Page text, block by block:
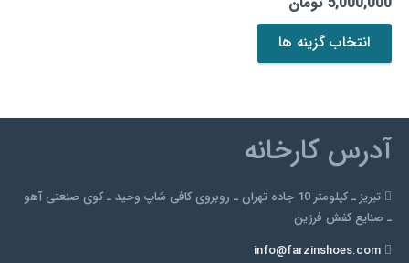
انتخاب گزینه ها
باشد.آدرس کارخانه
تبریز ـ کیلومتر 10 جاده تهران ـ روبروی کافی شاپ وحید ـ کوی صنعتی آهو
ـ صنایع کفش فرزین
info@farzinshoes.com